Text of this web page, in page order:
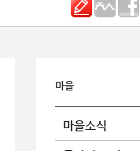
마을
마을소식